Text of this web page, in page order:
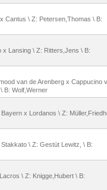
Cantus \ Z: Petersen,Thomas \ B:
x Lansing \ Z: Ritters,Jens \ B:
van de Arenberg x Cappucino
B: Wolf,Werner
x Lordanos \ Z:
\ Z: Gestüt Lewitz, \ B:
\ Z: Knigge,Hubert \ B: